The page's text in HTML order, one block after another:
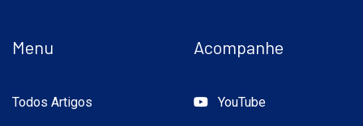
Menu
Todos Artigos
Acompanhe
YouTube